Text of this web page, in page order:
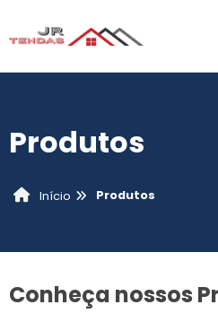
Produtos
Início Produtos
Conheça nossos